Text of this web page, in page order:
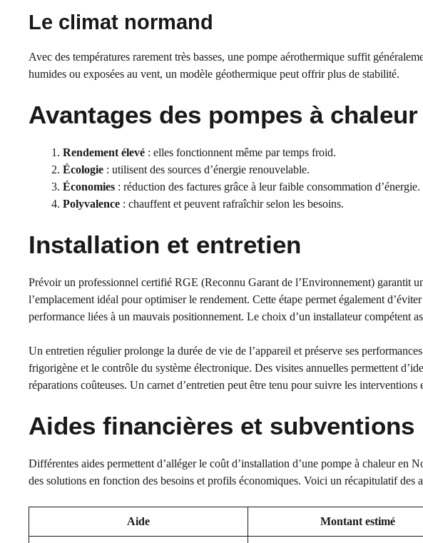
Le climat normand
Avec des températures rarement très basses, une pompe aérothermique suffit
humides ou exposées au vent, un modèle géothermique peut offrir plus de stabilité.
Avantages des pompes à
Rendement élevé : elles fonctionnent même par temps froid.
Écologie : utilisent des sources d’énergie renouvelable.
Économies : réduction des factures grâce à leur faible consommation d’énergie.
Polyvalence : chauffent et peuvent rafraîchir selon les besoins.
Installation et entretien
Prévoir un professionnel certifié RGE (Reconnu Garant de l’Environnement) garantit
l’emplacement idéal pour optimiser le rendement. Cette étape permet également
performance liées à un mauvais positionnement. Le choix d’un installateur compétent
Un entretien régulier prolonge la durée de vie de l’appareil et préserve ses
frigorigène et le contrôle du système électronique. Des visites annuelles permettent
réparations coûteuses. Un carnet d’entretien peut être tenu pour suivre les
Aides financières et subventions
Différentes aides permettent d’alléger le coût d’installation d’une pompe à chaleur en
des solutions en fonction des besoins et profils économiques. Voici un récapitulatif des
Aide Montant estimé